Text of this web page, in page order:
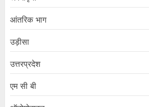
आंतरिक भाग
उड़ीसा
उत्तरप्रदेश
एम सी बी